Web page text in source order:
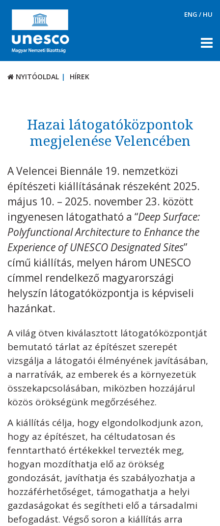
ENG / HU
NYITÓOLDAL HÍREK
TÉMÁK
DOKUMENTUMTÁR
KAPCSOLAT
Kövess minket unescohungary
Adatkezelési tájékoztató Impresszum
Technikai információk
NYITÓOLDAL HÍREK
Hazai látogatóközpontok
megjelenése Velencében
A Velencei Biennále 19. nemzetközi
építészeti kiállításának részeként 2025.
május 10. – 2025. november 23. között
ingyenesen látogatható a “Deep Surface:
Polyfunctional Architecture to Enhance the
Experience of UNESCO Designated Sites”
című kiállítás, melyen három UNESCO
címmel rendelkező magyarországi
helyszín látogatóközpontja is képviseli
hazánkat.
A világ ötven kiválasztott látogatóközpontját
bemutató tárlat az építészet szerepét
vizsgálja a látogatói élményének javításában,
a narratívák, az emberek és a környezetük
összekapcsolásában, miközben hozzájárul
közös örökségünk megőrzéséhez.
A kiállítás célja, hogy elgondolkodjunk azon,
hogy az építészet, ha céltudatosan és
fenntartható értékekkel tervezték meg,
hogyan mozdíthatja elő az örökség
gondozását, javíthatja és szabályozhatja a
hozzáférhetőséget, támogathatja a helyi
gazdaságokat és segítheti elő a társadalmi
befogadást. Végső soron a kiállítás arra